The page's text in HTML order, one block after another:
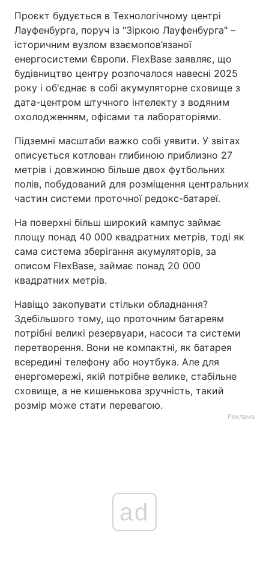
Проєкт будується в Технологічному центрі
Лауфенбурга, поруч із "Зіркою Лауфенбурга" –
історичним вузлом взаємопов’язаної
енергосистеми Європи. FlexBase заявляє, що
будівництво центру розпочалося навесні 2025
року і об'єднає в собі акумуляторне сховище з
дата-центром штучного інтелекту з водяним
охолодженням, офісами та лабораторіями.
Підземні масштаби важко собі уявити. У звітах
описується котлован глибиною приблизно 27
метрів і довжиною більше двох футбольних
полів, побудований для розміщення центральних
частин системи проточної редокс-батареї.
На поверхні більш широкий кампус займає
площу понад 40 000 квадратних метрів, тоді як
сама система зберігання акумуляторів, за
описом FlexBase, займає понад 20 000
квадратних метрів.
Навіщо закопувати стільки обладнання?
Здебільшого тому, що проточним батареям
потрібні великі резервуари, насоси та системи
перетворення. Вони не компактні, як батарея
всередині телефону або ноутбука. Але для
енергомережі, якій потрібне велике, стабільне
сховище, а не кишенькова зручність, такий
розмір може стати перевагою.
Реклама
ad